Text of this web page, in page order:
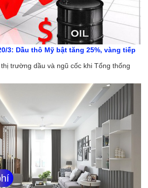
3: Dầu thô Mỹ bật tăng 25%, vàng tiếp
trường dầu và ngũ cốc khi Tổng thống